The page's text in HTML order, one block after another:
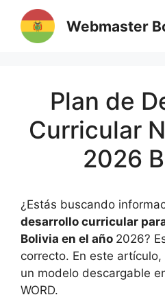
Saltar
contenido
Webmaster
Plan de
Curricular
2026
¿Estás buscando
desarrollo curricular
Bolivia en el año 2026?
correcto. En este
un modelo descargable
WORD.